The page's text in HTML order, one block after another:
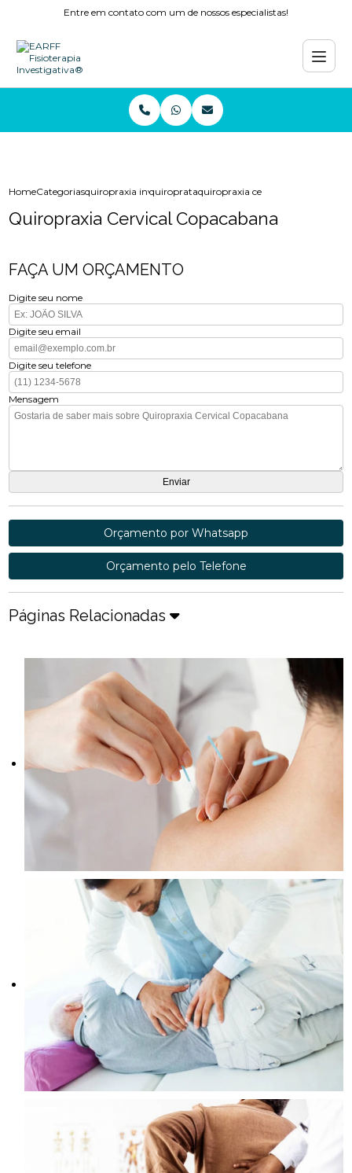
Entre em contato com um de nossos especialistas!
HomeCategoriasquiropraxia investigativa
quiroprataquiropraxia cervical copacabana
Quiropraxia Cervical Copacabana
FAÇA UM ORÇAMENTO
Digite seu nome
Digite seu email
Digite seu telefone
Mensagem
Orçamento por Whatsapp
Orçamento pelo Telefone
Páginas Relacionadas